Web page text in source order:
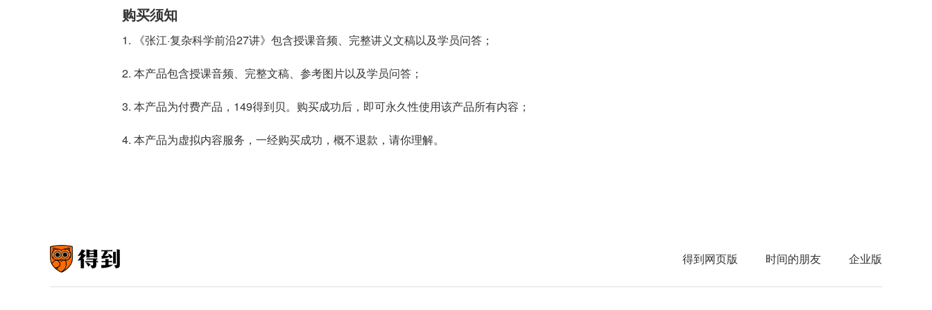
购买须知
1. 《张江·复杂科学前沿27讲》包含授课音频、完整讲义文稿以及学员问答；
2. 本产品包含授课音频、完整文稿、参考图片以及学员问答；
3. 本产品为付费产品，149得到贝。购买成功后，即可永久性使用该产品所有内容；
4. 本产品为虚拟内容服务，一经购买成功，概不退款，请你理解。
得到网页版 时间的朋友 企业版